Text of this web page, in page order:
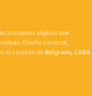
objetos que
Diseño nacional,
el corazón de Belgrano, CABA.